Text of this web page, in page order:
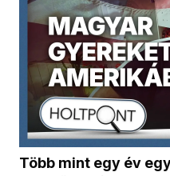
Több mint egy év